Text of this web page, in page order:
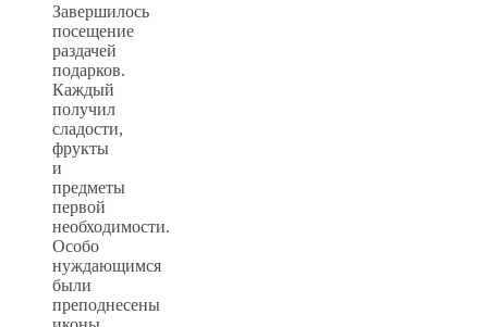
Завершилось
посещение
раздачей
подарков.
Каждый
получил
сладости,
фрукты
и
предметы
первой
необходимости.
Особо
нуждающимся
были
преподнесены